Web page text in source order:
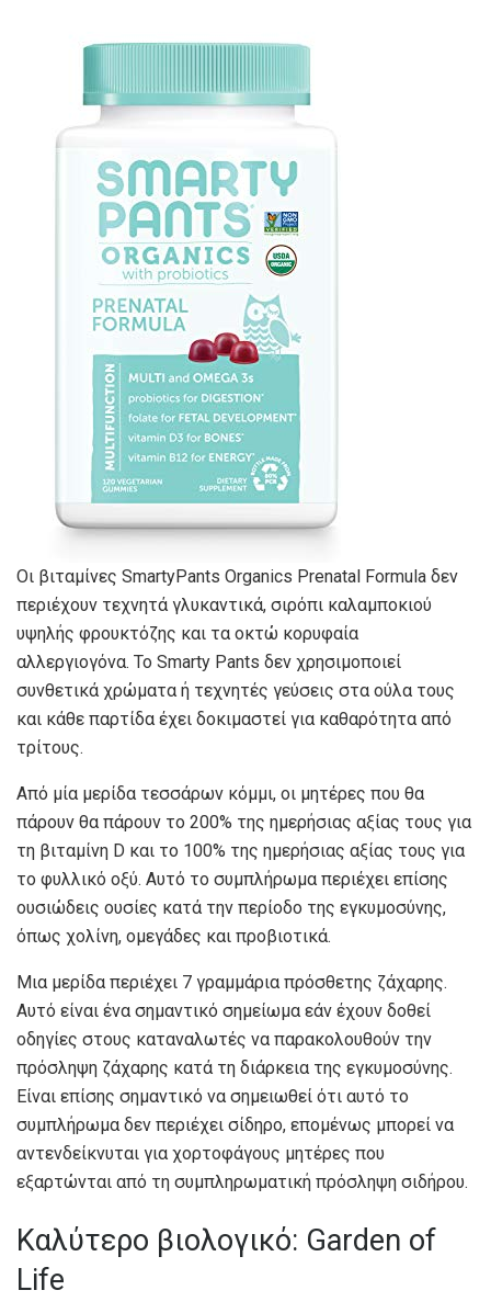
Οι βιταμίνες SmartyPants Organics Prenatal Formula δεν
περιέχουν τεχνητά γλυκαντικά, σιρόπι καλαμποκιού
υψηλής φρουκτόζης και τα οκτώ κορυφαία
αλλεργιογόνα. Το Smarty Pants δεν χρησιμοποιεί
συνθετικά χρώματα ή τεχνητές γεύσεις στα ούλα τους
και κάθε παρτίδα έχει δοκιμαστεί για καθαρότητα από
τρίτους.
Από μία μερίδα τεσσάρων κόμμι, οι μητέρες που θα
πάρουν θα πάρουν το 200% της ημερήσιας αξίας τους για
τη βιταμίνη D και το 100% της ημερήσιας αξίας τους για
το φυλλικό οξύ. Αυτό το συμπλήρωμα περιέχει επίσης
ουσιώδεις ουσίες κατά την περίοδο της εγκυμοσύνης,
όπως χολίνη, ομεγάδες και προβιοτικά.
Μια μερίδα περιέχει 7 γραμμάρια πρόσθετης ζάχαρης.
Αυτό είναι ένα σημαντικό σημείωμα εάν έχουν δοθεί
οδηγίες στους καταναλωτές να παρακολουθούν την
πρόσληψη ζάχαρης κατά τη διάρκεια της εγκυμοσύνης.
Είναι επίσης σημαντικό να σημειωθεί ότι αυτό το
συμπλήρωμα δεν περιέχει σίδηρο, επομένως μπορεί να
αντενδείκνυται για χορτοφάγους μητέρες που
εξαρτώνται από τη συμπληρωματική πρόσληψη σιδήρου.
Καλύτερο βιολογικό: Garden of
Life